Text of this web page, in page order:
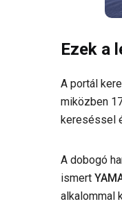
Ezek a
A portál
miközben
kereséssel
A dobogó
ismert
alkalommal